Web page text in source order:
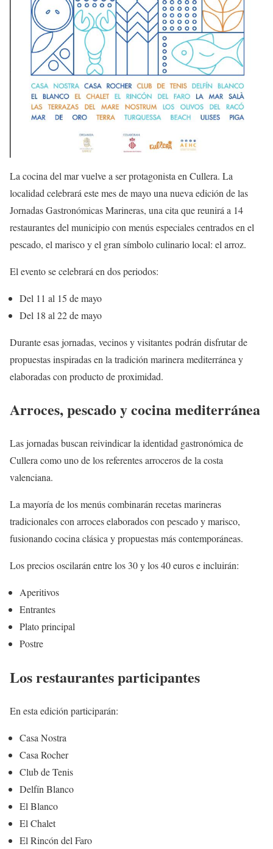
La cocina del mar vuelve a ser protagonista en Cullera. La
localidad celebrará este mes de mayo una nueva edición de las
Jornadas Gastronómicas Marineras, una cita que reunirá a 14
restaurantes del municipio con menús especiales centrados en el
pescado, el marisco y el gran símbolo culinario local: el arroz.
El evento se celebrará en dos periodos:
Del 11 al 15 de mayo
Del 18 al 22 de mayo
Durante esas jornadas, vecinos y visitantes podrán disfrutar de
propuestas inspiradas en la tradición marinera mediterránea y
elaboradas con producto de proximidad.
Arroces, pescado y cocina mediterránea
Las jornadas buscan reivindicar la identidad gastronómica de
Cullera como uno de los referentes arroceros de la costa
valenciana.
La mayoría de los menús combinarán recetas marineras
tradicionales con arroces elaborados con pescado y marisco,
fusionando cocina clásica y propuestas más contemporáneas.
Los precios oscilarán entre los 30 y los 40 euros e incluirán:
Aperitivos
Entrantes
Plato principal
Postre
Los restaurantes participantes
En esta edición participarán:
Casa Nostra
Casa Rocher
Club de Tenis
Delfín Blanco
El Blanco
El Chalet
El Rincón del Faro